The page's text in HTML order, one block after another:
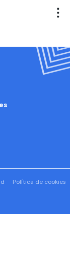
Política de cookies